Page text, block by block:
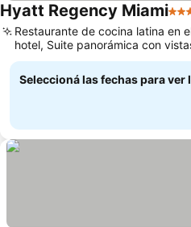
Hyatt Regency Miami4
Restaurante de cocina latina en
hotel, Suite panorámica con
espectaculares
Seleccioná las fechas para